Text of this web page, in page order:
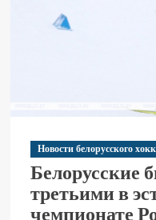
Новости белорусского
Белорусские
третьими в
чемпионате